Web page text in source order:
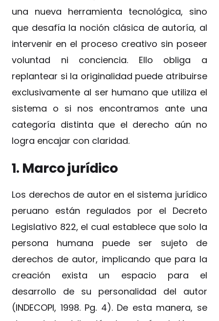
una nueva herramienta tecnológica, sino
que desafía la noción clásica de autoría, al
intervenir en el proceso creativo sin poseer
voluntad ni conciencia. Ello obliga a
replantear si la originalidad puede atribuirse
exclusivamente al ser humano que utiliza el
sistema o si nos encontramos ante una
categoría distinta que el derecho aún no
logra encajar con claridad.
1. Marco jurídico
Los derechos de autor en el sistema jurídico
peruano están regulados por el Decreto
Legislativo 822, el cual establece que solo la
persona humana puede ser sujeto de
derechos de autor, implicando que para la
creación exista un espacio para el
desarrollo de su personalidad del autor
(INDECOPI, 1998. Pg. 4). De esta manera, se